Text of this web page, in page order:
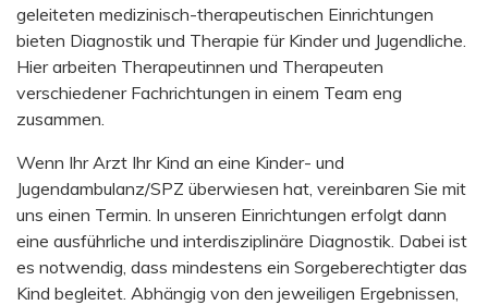
geleiteten medizinisch-therapeutischen Einrichtungen
bieten Diagnostik und Therapie für Kinder und Jugendliche.
Hier arbeiten Therapeutinnen und Therapeuten
verschiedener Fachrichtungen in einem Team eng
zusammen.
Wenn Ihr Arzt Ihr Kind an eine Kinder- und
Jugendambulanz/SPZ überwiesen hat, vereinbaren Sie mit
uns einen Termin. In unseren Einrichtungen erfolgt dann
eine ausführliche und interdisziplinäre Diagnostik. Dabei ist
es notwendig, dass mindestens ein Sorgeberechtigter das
Kind begleitet. Abhängig von den jeweiligen Ergebnissen,